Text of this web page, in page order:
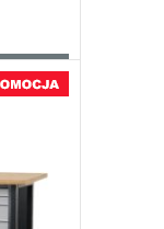
zł
netto